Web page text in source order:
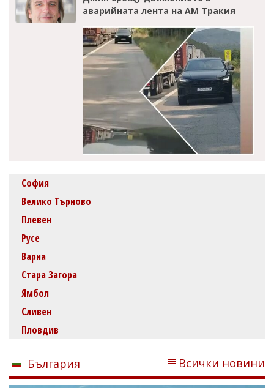
аварийната лента на АМ Тракия
София
Велико Търново
Плевен
Русе
Варна
Стара Загора
Ямбол
Сливен
Пловдив
България Всички новини